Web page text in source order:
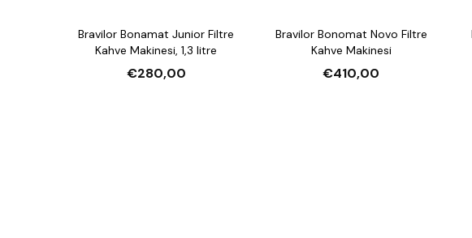
Bravilor Bonamat Junior Filtre
Kahve Makinesi, 1,3 litre
€280,00
Bravilor Bonomat Novo Filtre
Kahve Makinesi
€410,00